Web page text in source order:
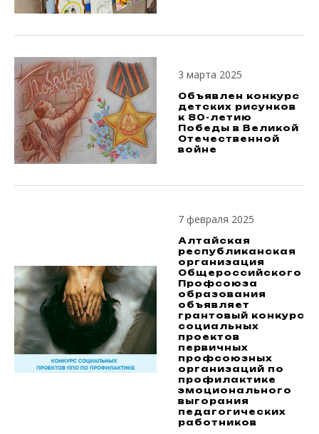
3 марта 2025
Объявлен конкурс
детских рисунков
к 80-летию
Победы в Великой
Отечественной
войне
7 февраля 2025
Алтайская
республиканская
организация
Общероссийского
Профсоюза
образования
объявляет
грантовый конкурс
социальных
проектов
первичных
профсоюзных
организаций по
профилактике
эмоционального
выгорания
педагогических
работников